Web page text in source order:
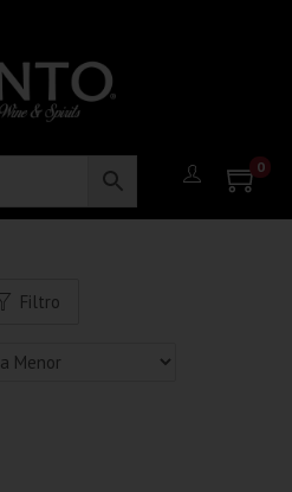
0
Filtro